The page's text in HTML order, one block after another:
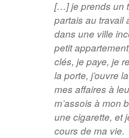
[…] je prends un
partais au travail
dans une ville
petit
clés, je paye, je
la porte, j’ouvre
mes affaires à
m’assois à mon
une cigarette, et
cours de ma vie.